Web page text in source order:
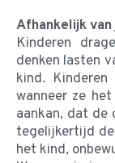
Afhankelijk
Kinderen
denken lasten
kind.
wanneer ze
aankan, dat de
tegelijkertijd
het kind,